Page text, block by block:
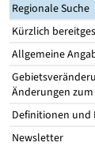
Regionale Suche
Kürzlich
Allgemeine
Änderungen
Definitionen und
Newsletter